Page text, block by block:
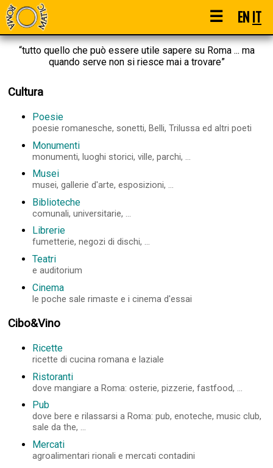
☰ ENIT
“tutto quello che può essere utile sapere su Roma ... ma
quando serve non si riesce mai a trovare”
Cultura
Poesie
poesie romanesche, sonetti, Belli, Trilussa ed altri poeti
Monumenti
monumenti, luoghi storici, ville, parchi, ...
Musei
musei, gallerie d'arte, esposizioni, ...
Biblioteche
comunali, universitarie, ...
Librerie
fumetterie, negozi di dischi, ...
Teatri
e auditorium
Cinema
le poche sale rimaste e i cinema d'essai
Cibo&Vino
Ricette
ricette di cucina romana e laziale
Ristoranti
dove mangiare a Roma: osterie, pizzerie, fastfood, ...
Pub
dove bere e rilassarsi a Roma: pub, enoteche, music club,
sale da the, ...
Mercati
agroalimentari rionali e mercati contadini